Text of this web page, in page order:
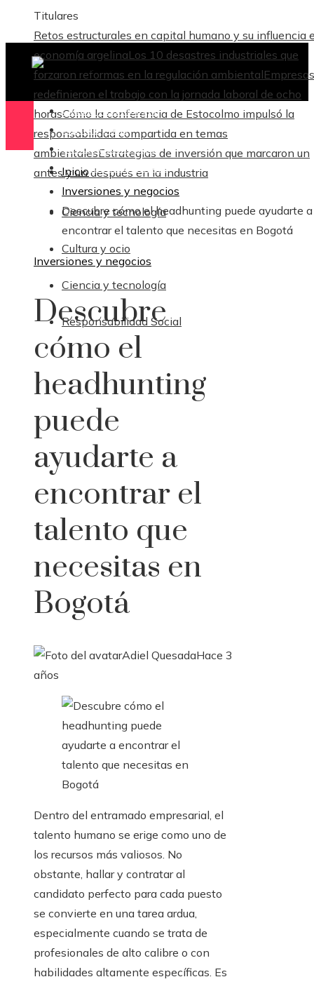
Titulares
Retos estructurales en capital humano y su influencia
economía argelinaLos 10 desastres industriales que
forzaron reformas en la regulación ambiental
redefinieron el trabajo con la jornada laboral de ocho
horasCómo la conferencia de Estocolmo impulsó la
responsabilidad compartida en temas
ambientalesEstrategias de inversión que marcaron un
antes y un después en la industria
Ciencia y tecnología
Cultura y ocio
Ciencia y tecnología
Responsabilidad Social
Ciencia y tecnología
Cultura y ocio
Ciencia y tecnología
Responsabilidad Social
Inicio
Inversiones y negocios
Descubre cómo el headhunting puede ayudarte a
encontrar el talento que necesitas en Bogotá
Inversiones y negocios
Descubre
cómo el
headhunting
puede
ayudarte a
encontrar el
talento que
necesitas en
Bogotá
Adiel QuesadaHace 3
años
Dentro del entramado empresarial, el
talento humano se erige como uno de
los recursos más valiosos. No
obstante, hallar y contratar al
candidato perfecto para cada puesto
se convierte en una tarea ardua,
especialmente cuando se trata de
profesionales de alto calibre o con
habilidades altamente específicas. Es